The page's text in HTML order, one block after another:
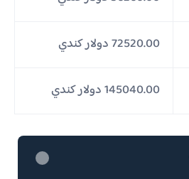
72520.00 دولار كندي
145040.00 دولار كندي